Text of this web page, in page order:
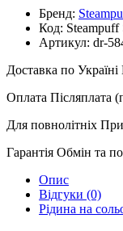
Бренд:
Код:
Артикул: dr-
Доставка по Україні
Оплата Післяплата
Для повнолітніх
Гарантія Обмін та
Опис
Відгуки (0)
Рідина на